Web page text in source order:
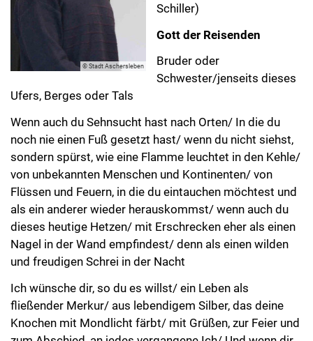
© Stadt Aschersleben
Schiller)
Gott der Reisenden
Bruder oder
Schwester/jenseits dieses
Ufers, Berges oder Tals
Wenn auch du Sehnsucht hast nach Orten/ In die du
noch nie einen Fuß gesetzt hast/ wenn du nicht siehst,
sondern spürst, wie eine Flamme leuchtet in den Kehle/
von unbekannten Menschen und Kontinenten/ von
Flüssen und Feuern, in die du eintauchen möchtest und
als ein anderer wieder herauskommst/ wenn auch du
dieses heutige Hetzen/ mit Erschrecken eher als einen
Nagel in der Wand empfindest/ denn als einen wilden
und freudigen Schrei in der Nacht
Ich wünsche dir, so du es willst/ ein Leben als
fließender Merkur/ aus lebendigem Silber, das deine
Knochen mit Mondlicht färbt/ mit Grüßen, zur Feier und